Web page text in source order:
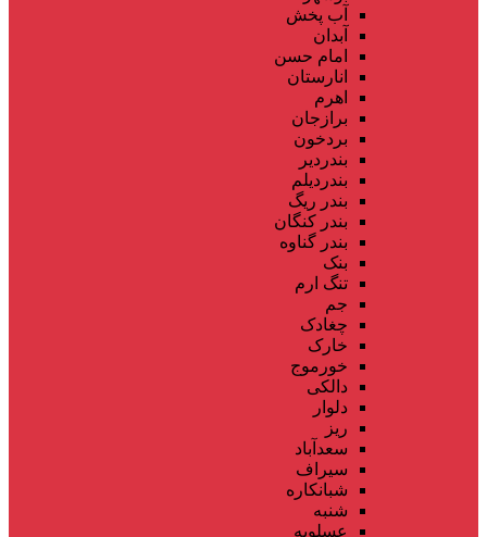
آب پخش
آبدان
امام حسن
انارستان
اهرم
برازجان
بردخون
بندردیر
بندردیلم
بندر ریگ
بندر کنگان
بندر گناوه
بنک
تنگ ارم
جم
چغادک
خارک
خورموج
دالکی
دلوار
ریز
سعدآباد
سیراف
شبانکاره
شنبه
عسلویه